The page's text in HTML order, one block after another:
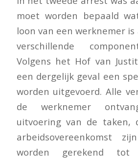
moet worden bepaald
loon van een werknemer
verschillende
Volgens het Hof van
een dergelijk geval een
worden uitgevoerd. Alle
de werknemer
uitvoering van de taken,
arbeidsovereenkomst
worden gerekend tot